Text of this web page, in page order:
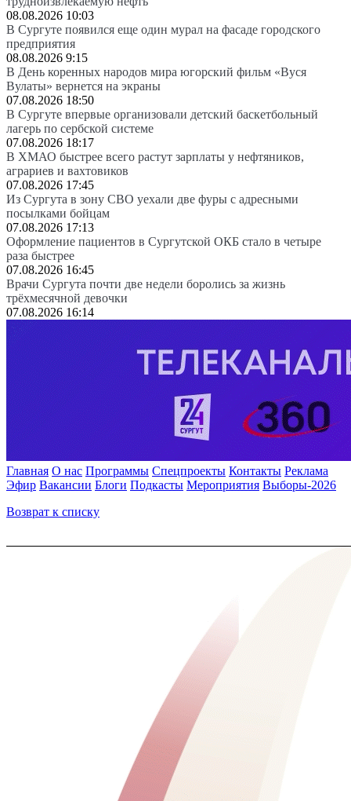
08.08.2026 10:03
В Сургуте появился еще один мурал на фасаде городского
предприятия
08.08.2026 9:15
В День коренных народов мира югорский фильм «Вуся
Вулаты» вернется на экраны
07.08.2026 18:50
В Сургуте впервые организовали детский баскетбольный
лагерь по сербской системе
07.08.2026 18:17
В ХМАО быстрее всего растут зарплаты у нефтяников,
аграриев и вахтовиков
07.08.2026 17:45
Из Сургута в зону СВО уехали две фуры с адресными
посылками бойцам
07.08.2026 17:13
Оформление пациентов в Сургутской ОКБ стало в четыре
раза быстрее
07.08.2026 16:45
Врачи Сургута почти две недели боролись за жизнь
трёхмесячной девочки
07.08.2026 16:14
Главная О нас Программы Спецпроекты Контакты Реклама
Эфир Вакансии Блоги Подкасты Мероприятия Выборы-2026
Возврат к списку